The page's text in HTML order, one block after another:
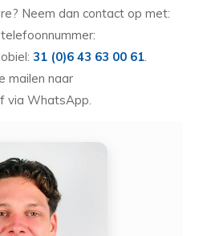
Neem dan contact op met:
31 (0)6 43 63 00 61.
mailen naar
via WhatsApp.